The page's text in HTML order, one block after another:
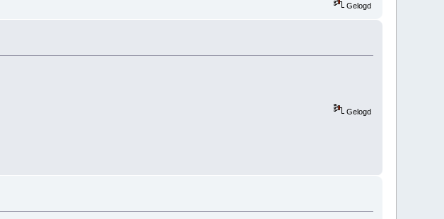
Gelogd
Gelogd